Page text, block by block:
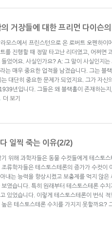
거장들에 대한 프리먼 다이슨
모스에서 프린스턴으로 온 로버트 오펜하이
를 진행할 때 정말 타고난 리더였고, 어쩌면
었어요. 사실인가요? A: 그 말이 사실인지
는 매우 중요한 업적을 남겼습니다. 그는 블
대단히 중요한 문제가 되었지요. 그가 자신
년입니다. 그들은 왜 블랙홀이 존재하는
더 보기
일찍 죽는 이유(2/2)
위해 과학자들은 동물 수컷들에게 테스토
류학자들은 테스토스테론의 증가가 수컷이
내는 능력을 향상시켰고 보충제를 먹지 않은
였습니다. 특히 원래부터 테스토스테론 수
있었습니다. 이렇게 테스토스테론이 번식
은 테스토스테론 수치를 가지지 못할까요?